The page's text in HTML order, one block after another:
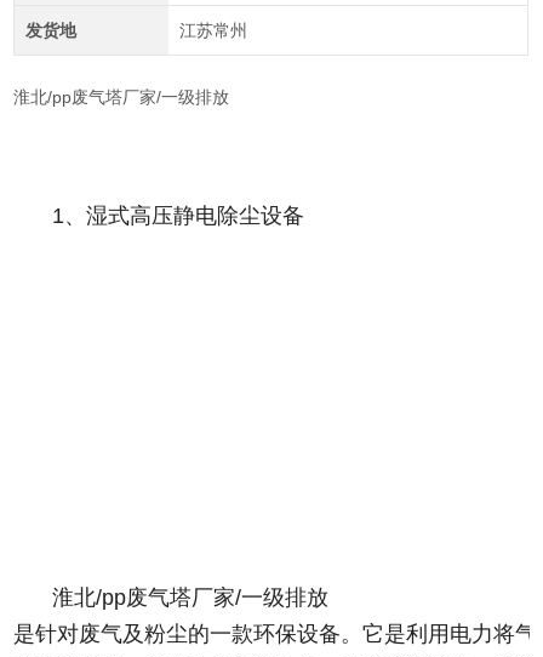
发货地 江苏常州
淮北/pp废气塔厂家/一级排放
1、湿式高压静电除尘设备
淮北/pp废气塔厂家/一级排放
是针对废气及粉尘的一款环保设备。它是利用电力将